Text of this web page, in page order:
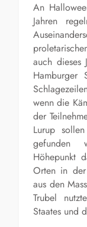
An
Jahren
auch dieses
Hamburger
wenn die
der
Lurup
gefunden
Höhepunkt
Orten in
aus den
Trubel
Staates und